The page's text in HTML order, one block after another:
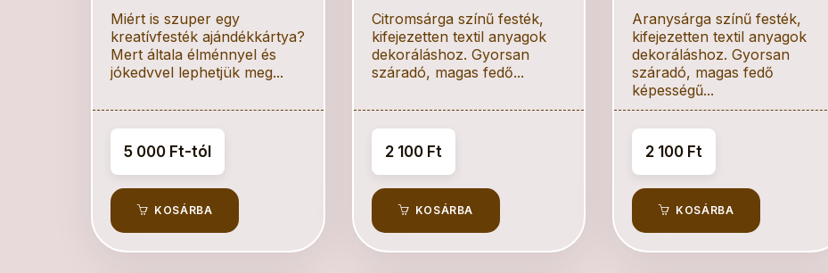
Miért is szuper egy
kreatívfesték ajándékkártya?
Mert általa élménnyel és
jókedvvel lephetjük meg...
5 000 Ft-tól
KOSÁRBA
Citromsárga színű festék,
kifejezetten textil anyagok
dekoráláshoz. Gyorsan
száradó, magas fedő...
2 100 Ft
KOSÁRBA
Aranysárga színű festék,
kifejezetten textil anyagok
dekoráláshoz. Gyorsan
száradó, magas fedő
képességű...
2 100 Ft
KOSÁRBA